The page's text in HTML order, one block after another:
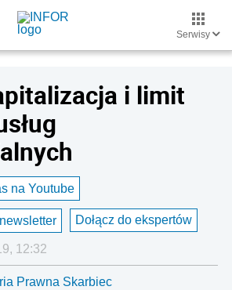
Serwisy
i limit
na Youtube
Dołącz do ekspertów
12:32
Prawna Skarbiec